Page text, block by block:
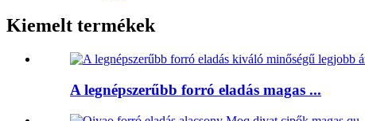
Kiemelt termékek
A legnépszerűbb forró eladás magas ...